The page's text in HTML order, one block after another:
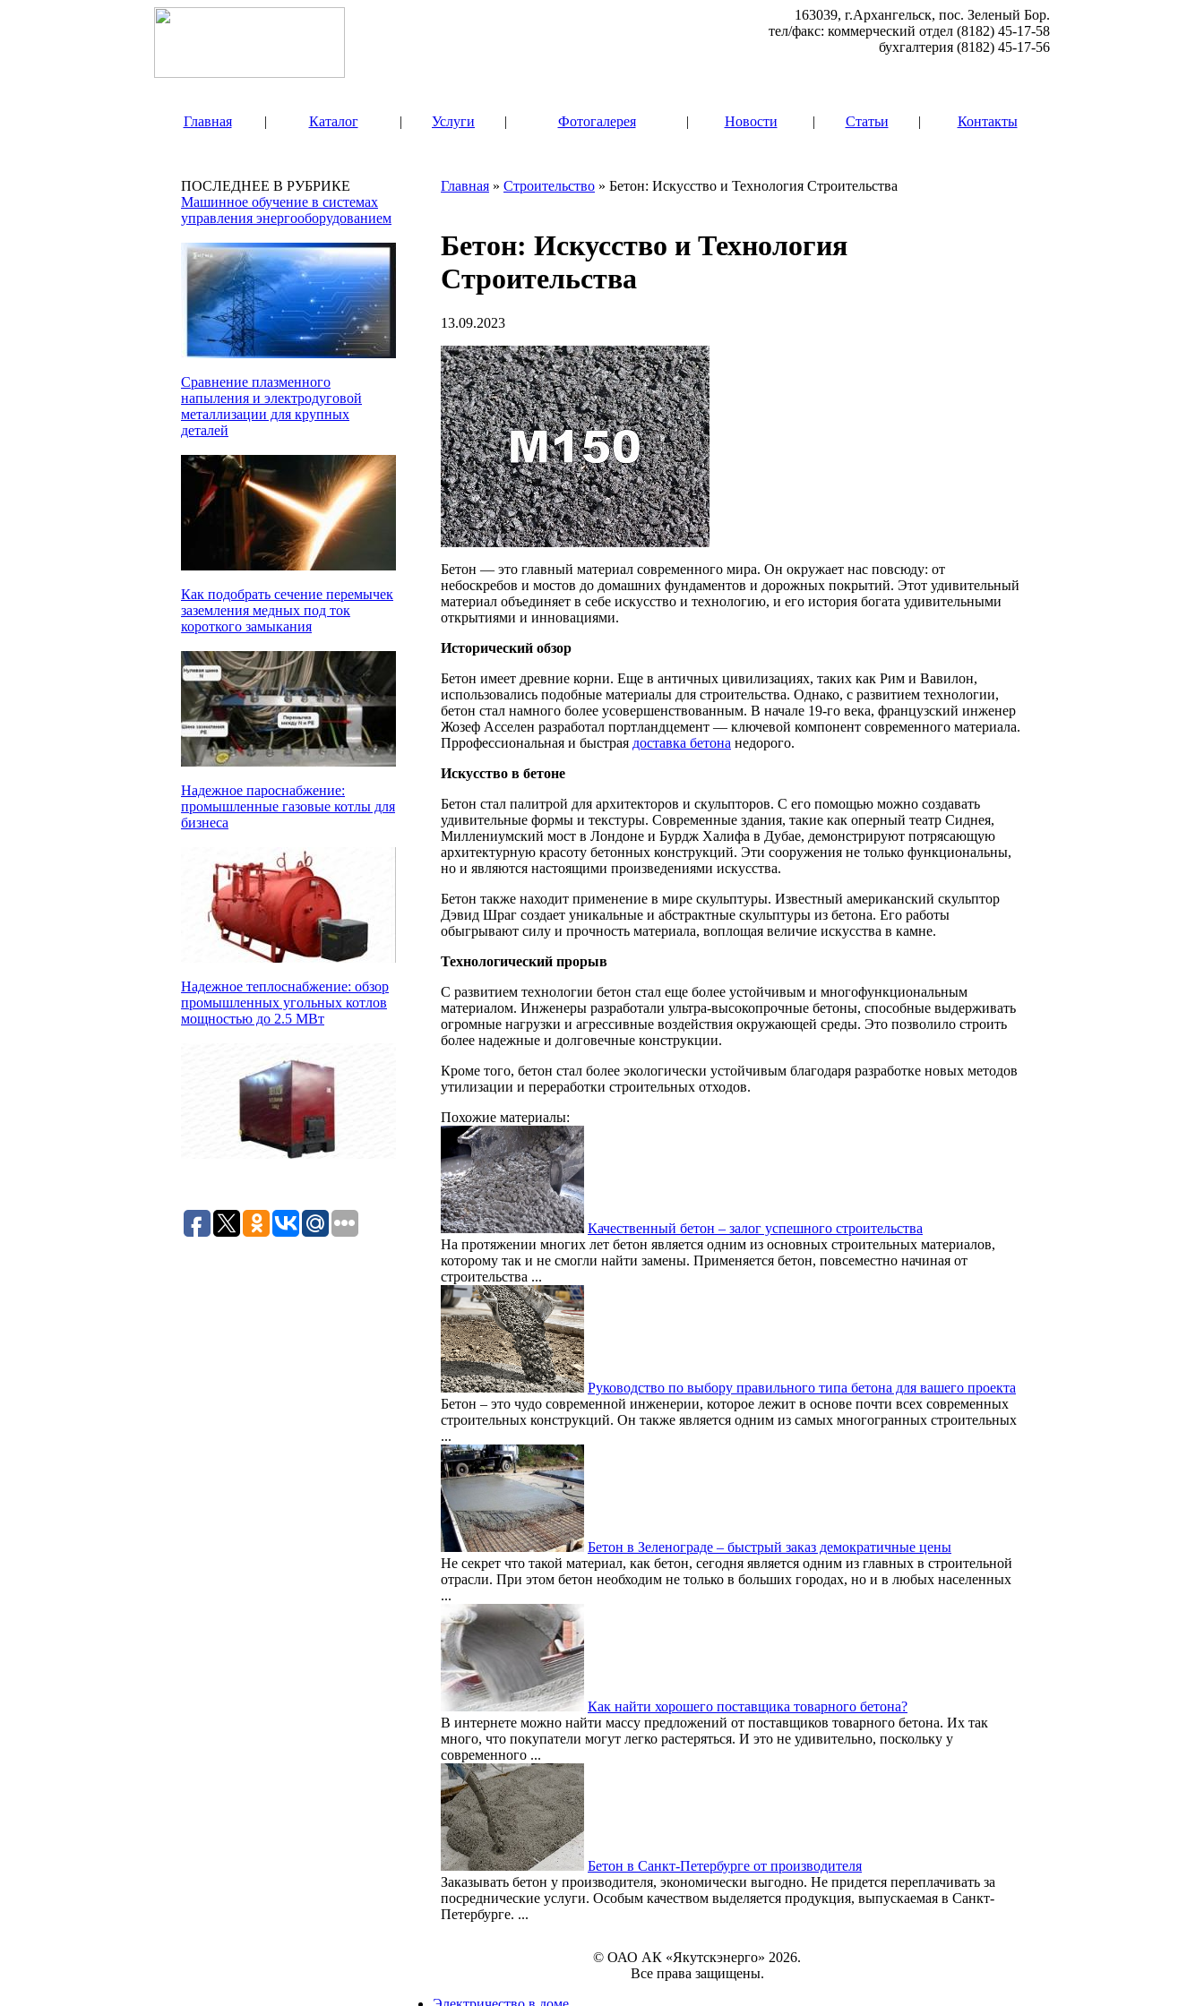
163039, г.Архангельск, пос. Зеленый Бор.
тел/факс: коммерческий отдел (8182) 45-17-58
бухгалтерия (8182) 45-17-56
Главная | Каталог | Услуги | Фотогалерея | Новости | Статьи | Контакты
ПОСЛЕДНЕЕ В РУБРИКЕ
Машинное обучение в системах
управления энергооборудованием
Сравнение плазменного
напыления и электродуговой
металлизации для крупных
деталей
Как подобрать сечение перемычек
заземления медных под ток
короткого замыкания
Надежное пароснабжение:
промышленные газовые котлы для
бизнеса
Надежное теплоснабжение: обзор
промышленных угольных котлов
мощностью до 2.5 МВт
Главная » Строительство » Бетон: Искусство и Технология Строительства
Бетон: Искусство и Технология
Строительства
13.09.2023
Бетон — это главный материал современного мира. Он окружает нас повсюду: от
небоскребов и мостов до домашних фундаментов и дорожных покрытий. Этот удивительный
материал объединяет в себе искусство и технологию, и его история богата удивительными
открытиями и инновациями.
Исторический обзор
Бетон имеет древние корни. Еще в античных цивилизациях, таких как Рим и Вавилон,
использовались подобные материалы для строительства. Однако, с развитием технологии,
бетон стал намного более усовершенствованным. В начале 19-го века, французский инженер
Жозеф Асселен разработал портландцемент — ключевой компонент современного материала.
Пррофессиональная и быстрая доставка бетона недорого.
Искусство в бетоне
Бетон стал палитрой для архитекторов и скульпторов. С его помощью можно создавать
удивительные формы и текстуры. Современные здания, такие как оперный театр Сиднея,
Миллениумский мост в Лондоне и Бурдж Халифа в Дубае, демонстрируют потрясающую
архитектурную красоту бетонных конструкций. Эти сооружения не только функциональны,
но и являются настоящими произведениями искусства.
Бетон также находит применение в мире скульптуры. Известный американский скульптор
Дэвид Шраг создает уникальные и абстрактные скульптуры из бетона. Его работы
обыгрывают силу и прочность материала, воплощая величие искусства в камне.
Технологический прорыв
С развитием технологии бетон стал еще более устойчивым и многофункциональным
материалом. Инженеры разработали ультра-высокопрочные бетоны, способные выдерживать
огромные нагрузки и агрессивные воздействия окружающей среды. Это позволило строить
более надежные и долговечные конструкции.
Кроме того, бетон стал более экологически устойчивым благодаря разработке новых методов
утилизации и переработки строительных отходов.
Похожие материалы:
Качественный бетон – залог успешного строительства
На протяжении многих лет бетон является одним из основных строительных материалов,
которому так и не смогли найти замены. Применяется бетон, повсеместно начиная от
строительства ...
Руководство по выбору правильного типа бетона для вашего проекта
Бетон – это чудо современной инженерии, которое лежит в основе почти всех современных
строительных конструкций. Он также является одним из самых многогранных строительных
...
Бетон в Зеленограде – быстрый заказ демократичные цены
Не секрет что такой материал, как бетон, сегодня является одним из главных в строительной
отрасли. При этом бетон необходим не только в больших городах, но и в любых населенных
...
Как найти хорошего поставщика товарного бетона?
В интернете можно найти массу предложений от поставщиков товарного бетона. Их так
много, что покупатели могут легко растеряться. И это не удивительно, поскольку у
современного ...
Бетон в Санкт-Петербурге от производителя
Заказывать бетон у производителя, экономически выгодно. Не придется переплачивать за
посреднические услуги. Особым качеством выделяется продукция, выпускаемая в Санкт-
Петербурге. ...
© ОАО АК «Якутскэнерго» 2026.
Все права защищены.